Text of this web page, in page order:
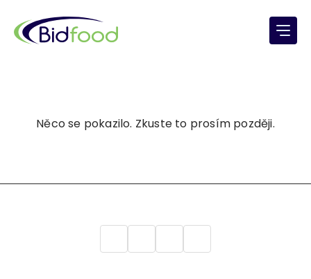
Něco se pokazilo. Zkuste to prosím později.